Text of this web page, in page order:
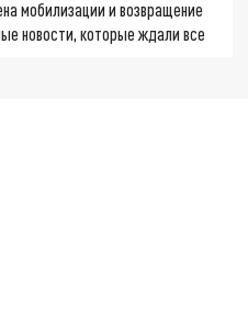
мобилизации и возвращение
новости, которые ждали все